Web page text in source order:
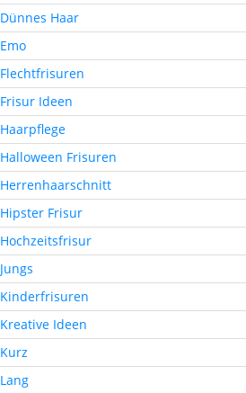
Dünnes Haar
Emo
Flechtfrisuren
Frisur Ideen
Haarpflege
Halloween Frisuren
Herrenhaarschnitt
Hipster Frisur
Hochzeitsfrisur
Jungs
Kinderfrisuren
Kreative Ideen
Kurz
Lang